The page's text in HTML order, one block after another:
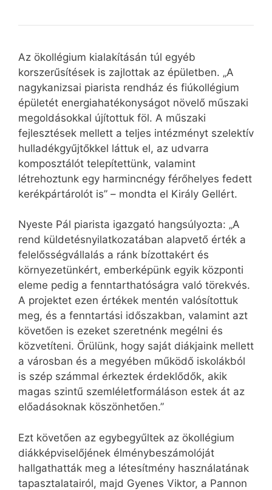
Az ökollégium kialakításán túl egyéb
korszerűsítések is zajlottak az épületben. „A
nagykanizsai piarista rendház és fiúkollégium
épületét energiahatékonyságot növelő műszaki
megoldásokkal újítottuk föl. A műszaki
fejlesztések mellett a teljes intézményt szelektív
hulladékgyűjtőkkel láttuk el, az udvarra
komposztálót telepítettünk, valamint
létrehoztunk egy harmincnégy férőhelyes fedett
kerékpártárolót is” – mondta el Király Gellért.
Nyeste Pál piarista igazgató hangsúlyozta: „A
rend küldetésnyilatkozatában alapvető érték a
felelősségvállalás a ránk bízottakért és
környezetünkért, emberképünk egyik központi
eleme pedig a fenntarthatóságra való törekvés.
A projektet ezen értékek mentén valósítottuk
meg, és a fenntartási időszakban, valamint azt
követően is ezeket szeretnénk megélni és
közvetíteni. Örülünk, hogy saját diákjaink mellett
a városban és a megyében működő iskolákból
is szép számmal érkeztek érdeklődők, akik
magas szintű szemléletformáláson estek át az
előadásoknak köszönhetően.”
Ezt követően az egybegyűltek az ökollégium
diákképviselőjének élménybeszámolóját
hallgathatták meg a létesítmény használatának
tapasztalatairól, majd Gyenes Viktor, a Pannon